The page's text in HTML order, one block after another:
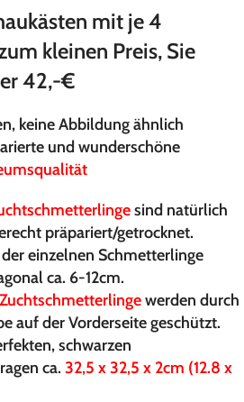
mit je 4
kleinen Preis, Sie
42,-€
keine Abbildung ähnlich
und wunderschöne
sind natürlich
präpariert/getrocknet.
einzelnen Schmetterlinge
ca. 6-12cm.
Zuchtschmetterlingewerden durch
auf der Vorderseite geschützt.
schwarzen
ca. 32,5 x 32,5 x 2cm (12.8 x